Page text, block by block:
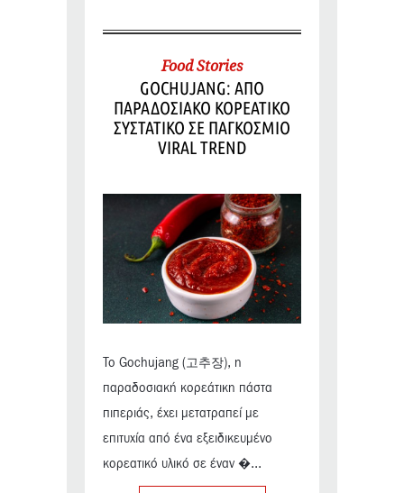
Food Stories
GOCHUJANG: ΑΠΟ
ΠΑΡΑΔΟΣΙΑΚΟ ΚΟΡΕΑΤΙΚΟ
ΣΥΣΤΑΤΙΚΟ ΣΕ ΠΑΓΚΟΣΜΙΟ
VIRAL TREND
Το Gochujang (고추장), η
παραδοσιακή κορεάτικη πάστα
πιπεριάς, έχει μετατραπεί με
επιτυχία από ένα εξειδικευμένο
κορεατικό υλικό σε έναν �...